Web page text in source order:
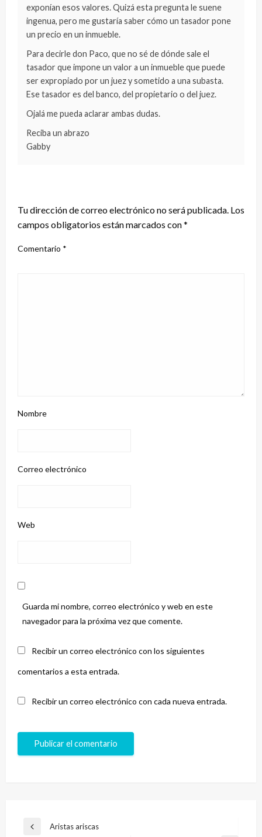
exponían esos valores. Quizá esta pregunta le suene
ingenua, pero me gustaría saber cómo un tasador pone
un precio en un inmueble.
Para decirle don Paco, que no sé de dónde sale el
tasador que impone un valor a un inmueble que puede
ser expropiado por un juez y sometido a una subasta.
Ese tasador es del banco, del propietario o del juez.
Ojalá me pueda aclarar ambas dudas.
Reciba un abrazo
Gabby
Tu dirección de correo electrónico no será publicada. Los
campos obligatorios están marcados con*
Comentario *
Nombre
Correo electrónico
Web
Guarda mi nombre, correo electrónico y web en este
navegador para la próxima vez que comente.
Recibir un correo electrónico con los siguientes
comentarios a esta entrada.
Recibir un correo electrónico con cada nueva entrada.
Navegación
Entrada
Aristas ariscas